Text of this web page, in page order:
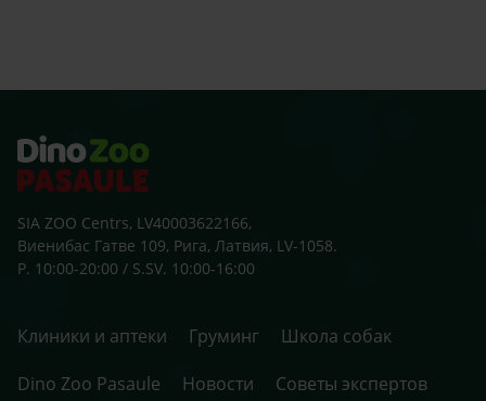
SIA ZOO Centrs, LV40003622166,
Виенибас Гатве 109, Рига, Латвия, LV-1058.
P. 10:00-20:00 / S.SV. 10:00-16:00
Клиники и аптеки Груминг
Школа собак
Dino Zoo Pasaule
Новости Советы экспертов